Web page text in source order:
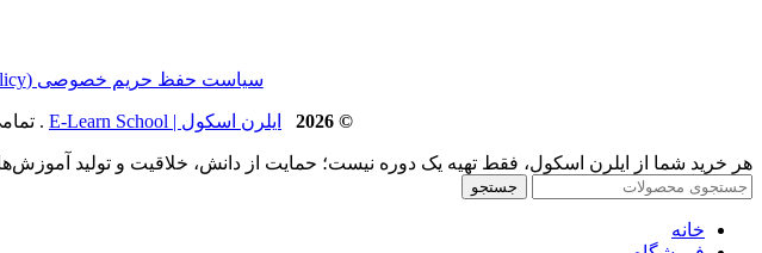
سیاست حفظ حریم خصوصی (Privacy Policy) ، ایلرن اسکول (E‑Learn School)
© 2026 ایلرن اسکول | E-Learn School .
هر خرید شما از ایلرن اسکول، فقط تهیه یک دوره نیست؛ حمایت از دانش، خلاقیت و تولید
جستجو
خانه